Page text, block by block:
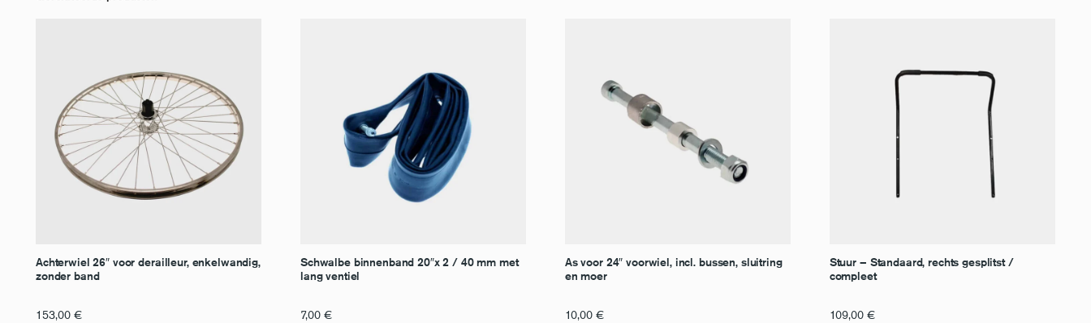
Achterwiel 26″ voor derailleur, enkelwandig,
zonder band
153,00 €
Schwalbe binnenband 20″x 2 / 40 mm met
lang ventiel
7,00 €
As voor 24″ voorwiel, incl. bussen, sluitring
en moer
10,00 €
Stuur – Standaard, rechts gesplitst /
compleet
109,00 €